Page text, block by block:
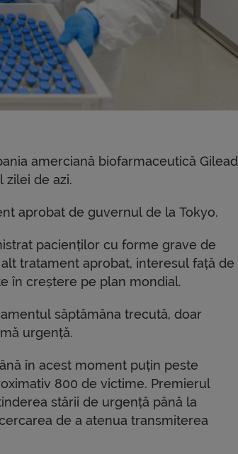
amerciană biofarmaceutică Gilead
zilei de azi.
aprobat de guvernul de la Tokyo.
pacienților cu forme grave de
tratament aprobat, interesul față de
în creștere pe plan mondial.
săptămâna trecută, doar
urgență.
în acest moment puțin peste
800 de victime. Premierul
stării de urgență până la
de a atenua transmiterea